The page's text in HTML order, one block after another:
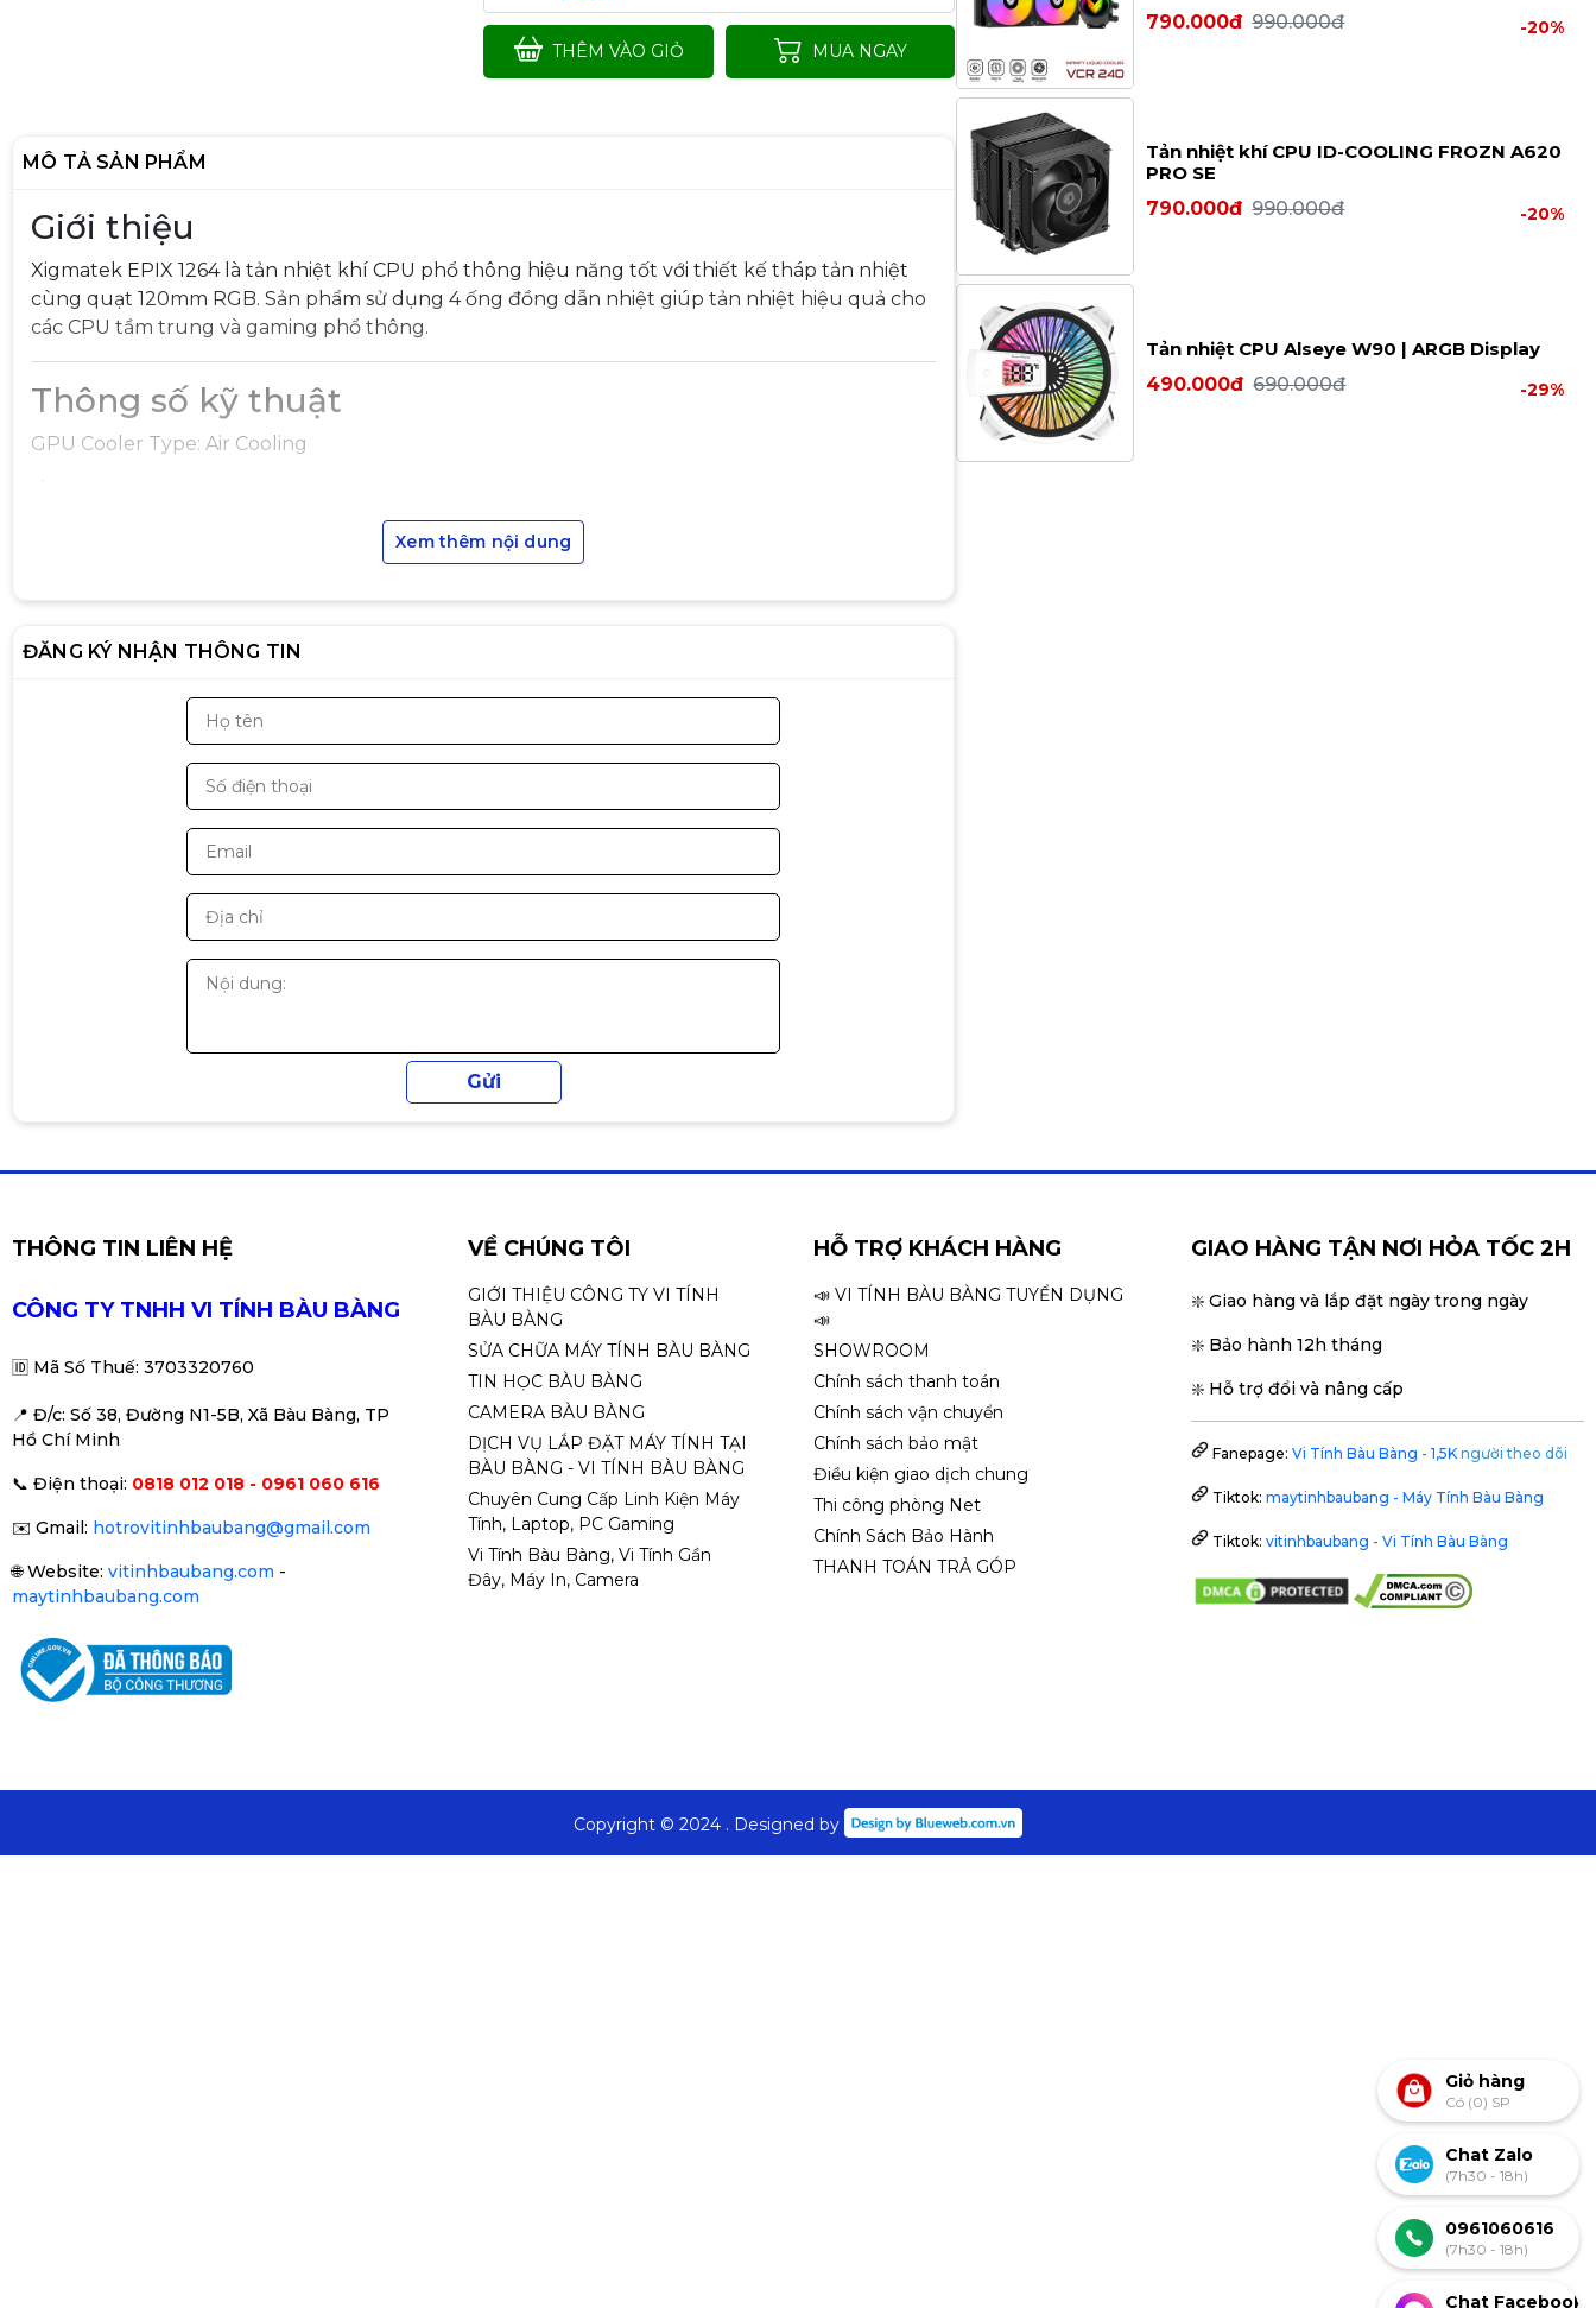
THÊM VÀO GIỎ MUA NGAY
MÔ TẢ SẢN PHẨM
Giới thiệu
Xigmatek EPIX 1264 là tản nhiệt khí CPU phổ thông hiệu năng tốt với thiết kế tháp tản nhiệt
cùng quạt 120mm RGB. Sản phẩm sử dụng 4 ống đồng dẫn nhiệt giúp tản nhiệt hiệu quả cho
các CPU tầm trung và gaming phổ thông.
Thông số kỹ thuật
GPU Cooler Type: Air Cooling
TDP hỗ trợ: ~180W
Kích thước: ~127 × 83 × 156 mm
Tản nhiệt & thiết kế
Thiết kế tháp tản nhiệt với 4 ống đồng dẫn nhiệt
Quạt 120mm RGB giúp tăng hiệu quả làm mát
Top cover RGB tạo điểm nhấn cho dàn PC gaming
AMD: AM4 / AM5
Phù hợp sử dụng
✔ PC văn phòng – học tập
✔ PC gaming phổ thông
✔ Build PC có LED RGB đẹp mắt
Xem thêm nội dung
ĐĂNG KÝ NHẬN THÔNG TIN
790.000đ 990.000đ -20%
Tản nhiệt khí CPU ID-COOLING FROZN A620
PRO SE
790.000đ 990.000đ -20%
Tản nhiệt CPU Alseye W90 | ARGB Display
490.000đ 690.000đ -29%
THÔNG TIN LIÊN HỆ
CÔNG TY TNHH VI TÍNH BÀU BÀNG
🆔 Mã Số Thuế: 3703320760
📍 Đ/c: Số 38, Đường N1-5B, Xã Bàu Bàng, TP
Hồ Chí Minh
📞 Điện thoại: 0818 012 018 - 0961 060 616
✉️ Gmail: hotrovitinhbaubang@gmail.com
🌐Website: vitinhbaubang.com -
maytinhbaubang.com
VỀ CHÚNG TÔI
GIỚI THIỆU CÔNG TY VI TÍNH
BÀU BÀNG
SỬA CHỮA MÁY TÍNH BÀU BÀNG
TIN HỌC BÀU BÀNG
CAMERA BÀU BÀNG
DỊCH VỤ LẮP ĐẶT MÁY TÍNH TẠI
BÀU BÀNG - VI TÍNH BÀU BÀNG
Chuyên Cung Cấp Linh Kiện Máy
Tính, Laptop, PC Gaming
Vi Tính Bàu Bàng, Vi Tính Gần
Đây, Máy In, Camera
HỖ TRỢ KHÁCH HÀNG
📣 VI TÍNH BÀU BÀNG TUYỂN DỤNG
📣
SHOWROOM
Chính sách thanh toán
Chính sách vận chuyển
Chính sách bảo mật
Điều kiện giao dịch chung
Thi công phòng Net
Chính Sách Bảo Hành
THANH TOÁN TRẢ GÓP
GIAO HÀNG TẬN NƠI HỎA TỐC 2H
❇️ Giao hàng và lắp đặt ngày trong ngày
❇️ Bảo hành 12h tháng
❇️ Hỗ trợ đổi và nâng cấp
Fanepage: Vi Tính Bàu Bàng - 1,5K người theo dõi
Tiktok: maytinhbaubang - Máy Tính Bàu Bàng
Tiktok: vitinhbaubang - Vi Tính Bàu Bàng
Copyright © 2024 . Designed by
Giỏ hàng
Có (0) SP
Chat Zalo
(7h30 - 18h)
0961060616
(7h30 - 18h)
Chat Facebook